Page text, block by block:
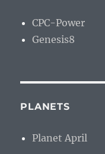
CPC-Power
Genesis8
PLANETS
Planet April